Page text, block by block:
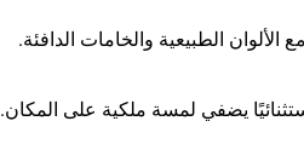
الألوان الطبيعية والخامات الدافئة.
يضفي لمسة ملكية على المكان.